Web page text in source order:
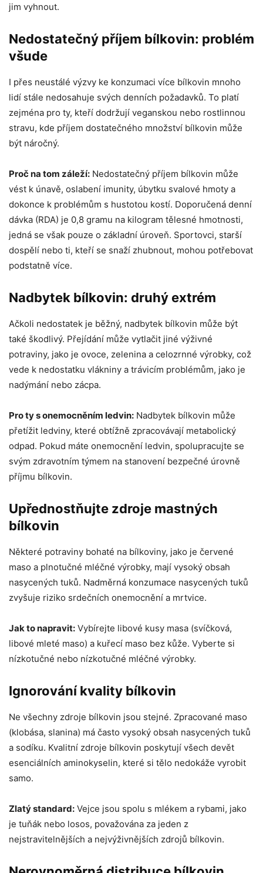
jim vyhnout.
Nedostatečný příjem bílkovin: problém
všude
I přes neustálé výzvy ke konzumaci více bílkovin mnoho
lidí stále nedosahuje svých denních požadavků. To platí
zejména pro ty, kteří dodržují veganskou nebo rostlinnou
stravu, kde příjem dostatečného množství bílkovin může
být náročný.
Proč na tom záleží: Nedostatečný příjem bílkovin může
vést k únavě, oslabení imunity, úbytku svalové hmoty a
dokonce k problémům s hustotou kostí. Doporučená denní
dávka (RDA) je 0,8 gramu na kilogram tělesné hmotnosti,
jedná se však pouze o základní úroveň. Sportovci, starší
dospělí nebo ti, kteří se snaží zhubnout, mohou potřebovat
podstatně více.
Nadbytek bílkovin: druhý extrém
Ačkoli nedostatek je běžný, nadbytek bílkovin může být
také škodlivý. Přejídání může vytlačit jiné výživné
potraviny, jako je ovoce, zelenina a celozrnné výrobky, což
vede k nedostatku vlákniny a trávicím problémům, jako je
nadýmání nebo zácpa.
Pro ty s onemocněním ledvin: Nadbytek bílkovin může
přetížit ledviny, které obtížně zpracovávají metabolický
odpad. Pokud máte onemocnění ledvin, spolupracujte se
svým zdravotním týmem na stanovení bezpečné úrovně
příjmu bílkovin.
Upřednostňujte zdroje mastných
bílkovin
Některé potraviny bohaté na bílkoviny, jako je červené
maso a plnotučné mléčné výrobky, mají vysoký obsah
nasycených tuků. Nadměrná konzumace nasycených tuků
zvyšuje riziko srdečních onemocnění a mrtvice.
Jak to napravit: Vybírejte libové kusy masa (svíčková,
libové mleté ​​maso) a kuřecí maso bez kůže. Vyberte si
nízkotučné nebo nízkotučné mléčné výrobky.
Ignorování kvality bílkovin
Ne všechny zdroje bílkovin jsou stejné. Zpracované maso
(klobása, slanina) má často vysoký obsah nasycených tuků
a sodíku. Kvalitní zdroje bílkovin poskytují všech devět
esenciálních aminokyselin, které si tělo nedokáže vyrobit
samo.
Zlatý standard: Vejce jsou spolu s mlékem a rybami, jako
je tuňák nebo losos, považována za jeden z
nejstravitelnějších a nejvýživnějších zdrojů bílkovin.